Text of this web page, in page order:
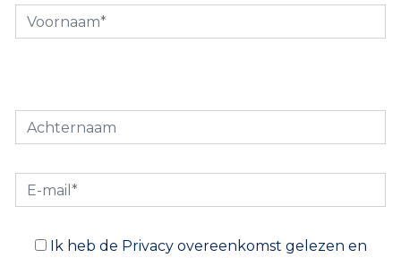
Ik heb de Privacy overeenkomst gelezen en